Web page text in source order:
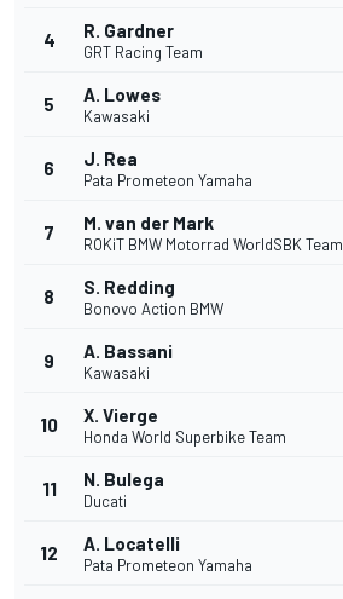
4 R. Gardner
GRT Racing Team
5 A. Lowes
Kawasaki
6 J. Rea
Pata Prometeon Yamaha
7 M. van der Mark
ROKiT BMW Motorrad WorldSBK Team
8 S. Redding
Bonovo Action BMW
9 A. Bassani
Kawasaki
10 X. Vierge
Honda World Superbike Team
11 N. Bulega
Ducati
12 A. Locatelli
Pata Prometeon Yamaha